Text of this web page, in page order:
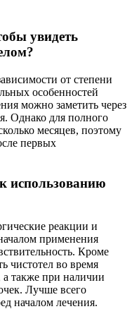
увидеть
от степени
особенностей
можно заметить через
Однако для полного
месяцев, поэтому
первых
использованию
реакции и
применения
Кроме
чистотел во время
также при наличии
Лучше всего
началом лечения.